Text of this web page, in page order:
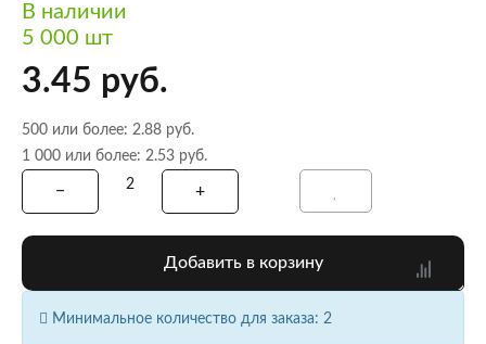
В наличии
5 000 шт
3.45 руб.
500 или более: 2.88 руб.
1 000 или более: 2.53 руб.
Добавить в корзину
Минимальное количество для заказа: 2